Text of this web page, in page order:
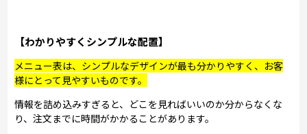
【わかりやすくシンプルな配置】
メニュー表は、シンプルなデザインが最も分かりやすく、お客
様にとって見やすいものです。
情報を詰め込みすぎると、どこを見ればいいのか分からなくな
り、注文までに時間がかかることがあります。